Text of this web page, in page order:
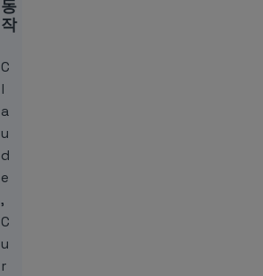
동
작
C
l
a
u
d
e
,
C
u
r